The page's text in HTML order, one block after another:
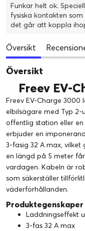
Funkar helt ok.
fysiska kontakten
det går att koppla
Översikt
Översikt
Freev EV-
Freev EV-Charge
elbilsägare med Typ
offentlig station eller
erbjuder en
3-fasig 32 A max,
en längd på 5 meter
vardagen. Kabeln är
som säkerställer
väderförhållanden.
Produktegenskaper
Laddningseffekt
3-fas 32 A max